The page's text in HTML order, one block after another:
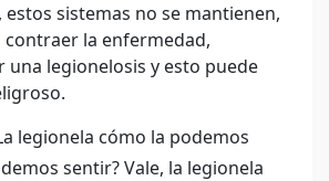
sistemas no se mantienen,
contraer la enfermedad,
una legionelosis y esto puede
legionela cómo la podemos
sentir? Vale, la legionela